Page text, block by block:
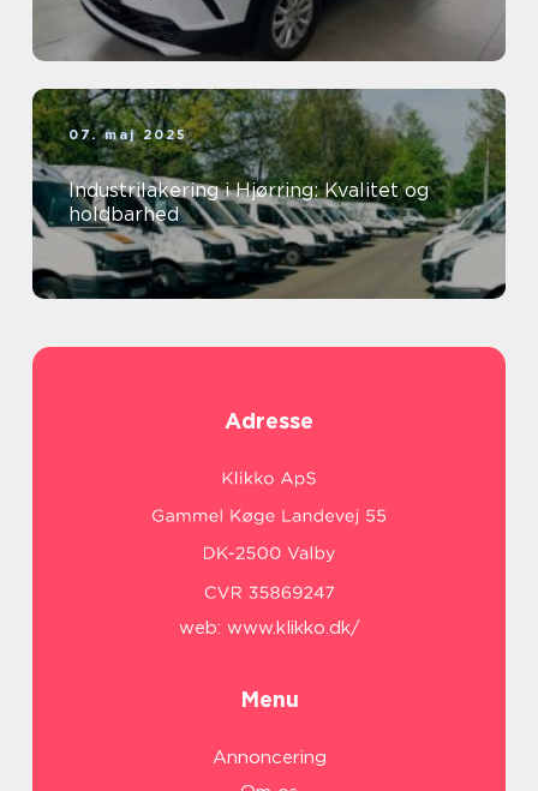
07. maj 2025
Industrilakering i Hjørring: Kvalitet og
holdbarhed
Adresse
web: www.klikko.dk/
Menu
Annoncering